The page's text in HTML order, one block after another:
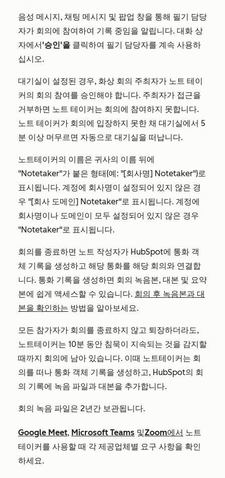
음성 메시지, 채팅 메시지 및 팝업 창을 통해 필기 담당
자가 회의에 참여하여 기록 중임을 알립니다. 대화 상
자에서'승인'을 클릭하여 필기 담당자를 계속 사용하
십시오.
대기실이 설정된 경우, 화상 회의 주최자가 노트 테이
커의 회의 참여를 승인해야 합니다. 주최자가 접근을
거부하면 노트 테이커는 회의에 참여하지 못합니다.
노트 테이커가 회의에 입장하지 못한 채 대기실에서 5
분 이상 머무르면 자동으로 대기실을 떠납니다.
노트테이커의 이름은 귀사의 이름 뒤에
"Notetaker"가 붙은 형태(예: "[회사명] Notetaker")로
표시됩니다. 계정에 회사명이 설정되어 있지 않은 경
우 "[회사 도메인] Notetaker"로 표시됩니다. 계정에
회사명이나 도메인이 모두 설정되어 있지 않은 경우
"Notetaker"로 표시됩니다.
회의를 종료하면 노트 작성자가 HubSpot에 통화 객
체 기록을 생성하고 해당 통화를 해당 회의와 연결합
니다. 통화 기록을 생성하면 회의 녹음본, 대본 및 요약
본에 쉽게 액세스할 수 있습니다. 회의 후 녹음본과 대
본을 확인하는 방법을 알아보세요.
모든 참가자가 회의를 종료하지 않고 퇴장하더라도,
노트테이커는 10분 동안 침묵이 지속되는 것을 감지할
때까지 회의에 남아 있습니다. 이때 노트테이커는 회
의를 떠나 통화 객체 기록을 생성하고, HubSpot의 회
의 기록에 녹음 파일과 대본을 추가합니다.
회의 녹음 파일은 2년간 보관됩니다.
Google Meet, Microsoft Teams 및Zoom에서 노트
테이커를 사용할 때 각 제공업체별 요구 사항을 확인
하세요.